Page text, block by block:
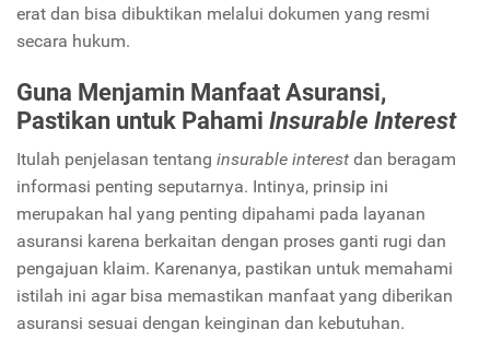
erat dan bisa dibuktikan melalui dokumen yang resmi
secara hukum.
Guna Menjamin Manfaat Asuransi,
Pastikan untuk Pahami Insurable Interest
Itulah penjelasan tentang insurable interest dan beragam
informasi penting seputarnya. Intinya, prinsip ini
merupakan hal yang penting dipahami pada layanan
asuransi karena berkaitan dengan proses ganti rugi dan
pengajuan klaim. Karenanya, pastikan untuk memahami
istilah ini agar bisa memastikan manfaat yang diberikan
asuransi sesuai dengan keinginan dan kebutuhan.